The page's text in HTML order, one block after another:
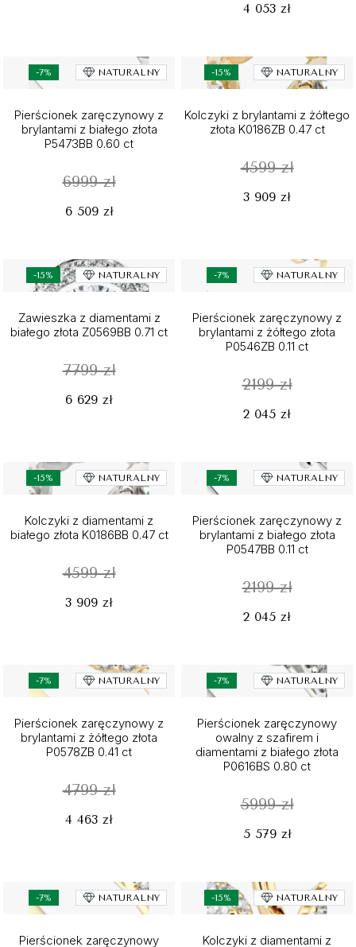
4 053 zł
-7% NATURALNY
Pierścionek zaręczynowy z
brylantami z białego złota
P5473BB 0.60 ct
6999 zł
6 509 zł
-15% NATURALNY
Kolczyki z brylantami z żółtego
złota K0186ZB 0.47 ct
4599 zł
3 909 zł
-15% NATURALNY
Zawieszka z diamentami z
białego złota Z0569BB 0.71 ct
7799 zł
6 629 zł
-7% NATURALNY
Pierścionek zaręczynowy z
brylantami z żółtego złota
P0546ZB 0.11 ct
2199 zł
2 045 zł
-15% NATURALNY
Kolczyki z diamentami z
białego złota K0186BB 0.47 ct
4599 zł
3 909 zł
-7% NATURALNY
Pierścionek zaręczynowy z
brylantami z białego złota
P0547BB 0.11 ct
2199 zł
2 045 zł
-7% NATURALNY
Pierścionek zaręczynowy z
brylantami z żółtego złota
P0578ZB 0.41 ct
4799 zł
4 463 zł
-7% NATURALNY
Pierścionek zaręczynowy
owalny z szafirem i
diamentami z białego złota
P0616BS 0.80 ct
5999 zł
5 579 zł
-7% NATURALNY
Pierścionek zaręczynowy
-15% NATURALNY
Kolczyki z diamentami z